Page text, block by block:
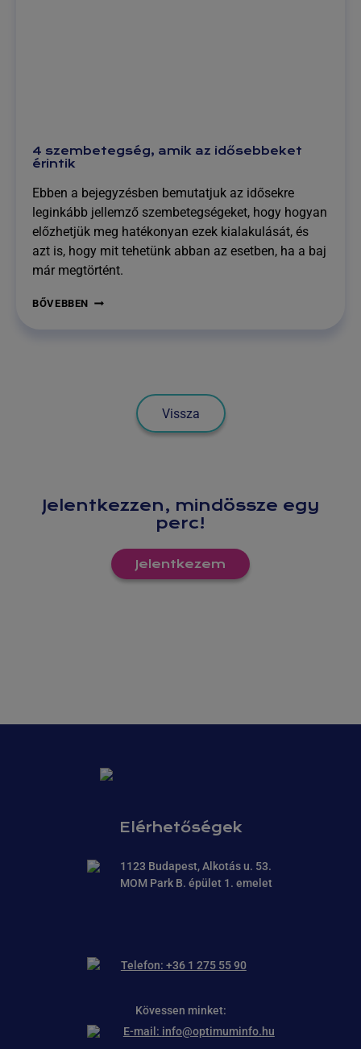
4 szembetegség, amik az idősebbeket
érintik
Ebben a bejegyzésben bemutatjuk az idősekre
leginkább jellemző szembetegségeket, hogy hogyan
előzhetjük meg hatékonyan ezek kialakulását, és
azt is, hogy mit tehetünk abban az esetben, ha a baj
már megtörtént.
BŐVEBBEN
Vissza
Jelentkezzen, mindössze egy
perc!
Jelentkezem
Kövessen minket:
Elérhetőségek
1123 Budapest, Alkotás u. 53.
MOM Park B. épület 1. emelet
Telefon: +36 1 275 55 90
E-mail: info@optimuminfo.hu